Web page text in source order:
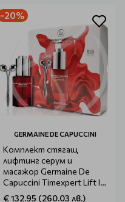
-20%
GERMAINE DE CAPUCCINI
Комплект стягащ
лифтинг серум и
масажор Germaine De
Capuccini Timexpert Lift IN
Firmness & Vitality
€ 132.95 (260.03 лв.)